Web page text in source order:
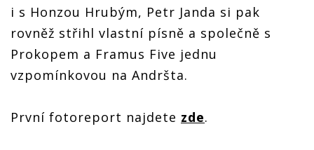
i s Honzou Hrubým, Petr Janda si pak
rovněž střihl vlastní písně a společně s
Prokopem a Framus Five jednu
vzpomínkovou na Andršta.
První fotoreport najdete zde.